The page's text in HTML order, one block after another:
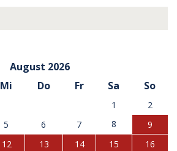
August 2026
Mi Do Fr Sa So
1
2
5 6 7 8
9
12 13 14 15
16